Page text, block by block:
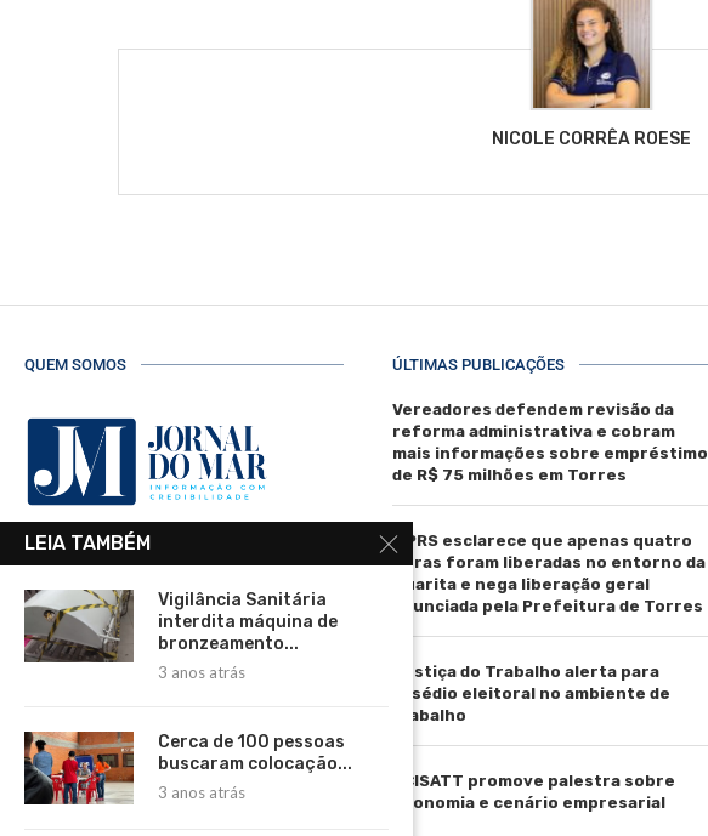
NICOLE CORRÊA ROESE
QUEM SOMOS
Telefone: (51) 3664-4188
Email:
comercial@jornaldomar.combr
imprensa@jornaldomar.combr
ÚLTIMAS PUBLICAÇÕES
Vereadores defendem revisão da
reforma administrativa e cobram
mais informações sobre empréstimo
de R$ 75 milhões em Torres
MPRS esclarece que apenas quatro
obras foram liberadas no entorno da
Guarita e nega liberação geral
anunciada pela Prefeitura de Torres
Justiça do Trabalho alerta para
assédio eleitoral no ambiente de
trabalho
ACISATT promove palestra sobre
economia e cenário empresarial
LEIA TAMBÉM
Vigilância Sanitária
interdita máquina de
bronzeamento...
3 anos atrás
Cerca de 100 pessoas
buscaram colocação...
3 anos atrás